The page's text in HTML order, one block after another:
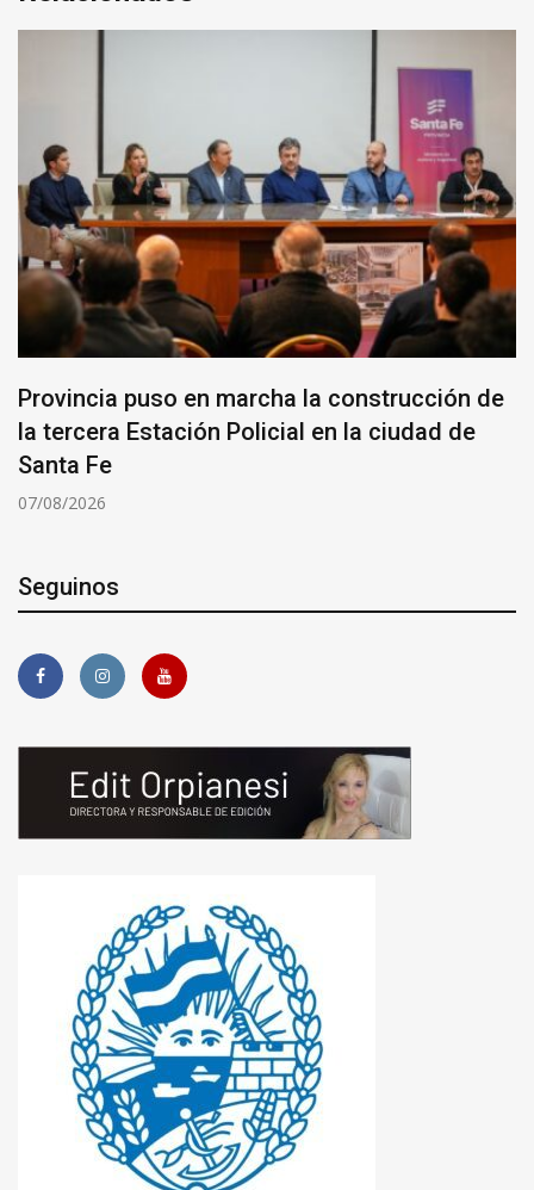
Provincia puso en marcha la construcción de
la tercera Estación Policial en la ciudad de
Santa Fe
07/08/2026
Seguinos